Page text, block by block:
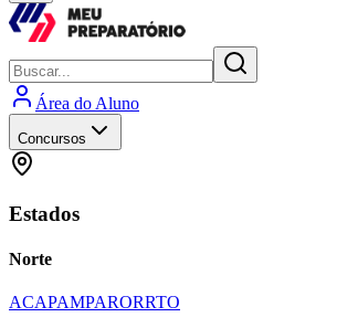
Área do Aluno
Concursos
Estados
Norte
ACAPAMPARORRTO